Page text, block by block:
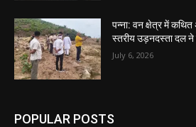
पन्ना: वन क्षेत्र में
स्तरीय उड़नदस्ता दल ने
July 6, 2026
POPULAR POSTS